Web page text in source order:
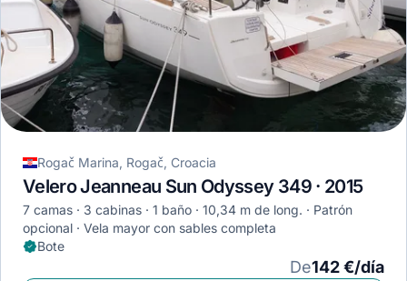
Rogač Marina, Rogač, Croacia
Velero Jeanneau Sun Odyssey 349 · 2015
7 camas 3 cabinas 1 baño 10,34 m de long.
Patrón
opcional
Vela mayor con sables completa
Bote
De142 €/día